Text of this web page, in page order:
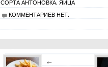
СОРТА АНТОНОВКА, ЯЙЦА
КОММЕНТАРИЕВ НЕТ.
←